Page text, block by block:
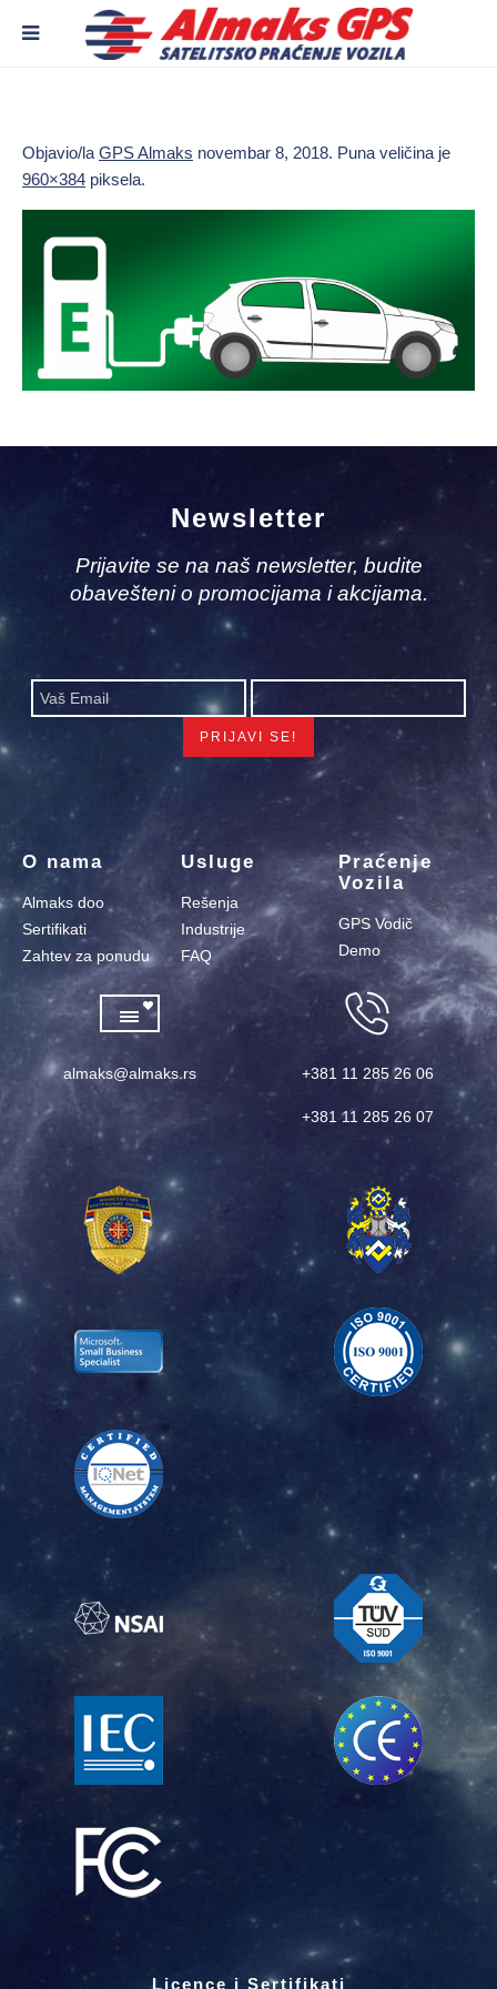
Objavio/la GPS Almaks novembar 8, 2018. Puna veličina je
960×384 piksela.
Newsletter
Prijavite se na naš newsletter, budite
obavešteni o promocijama i akcijama.
O nama
Almaks doo
Sertifikati
Zahtev za ponudu
Usluge
Rešenja
Industrije
FAQ
Praćenje
Vozila
GPS Vodič
Demo
almaks@almaks.rs +381 11 285 26 06
+381 11 285 26 07
Licence i Sertifikati